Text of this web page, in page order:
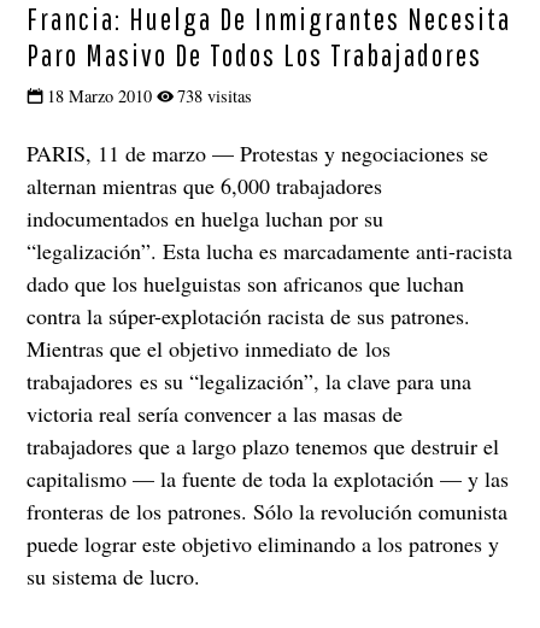
Francia: Huelga De Inmigrantes Necesita
Paro Masivo De Todos Los Trabajadores
18 Marzo 2010 738 visitas
PARIS, 11 de marzo — Protestas y negociaciones se
alternan mientras que 6,000 trabajadores
indocumentados en huelga luchan por su
“legalización”. Esta lucha es marcadamente anti-racista
dado que los huelguistas son africanos que luchan
contra la súper-explotación racista de sus patrones.
Mientras que el objetivo inmediato de los
trabajadores es su “legalización”, la clave para una
victoria real sería convencer a las masas de
trabajadores que a largo plazo tenemos que destruir el
capitalismo — la fuente de toda la explotación — y las
fronteras de los patrones. Sólo la revolución comunista
puede lograr este objetivo eliminando a los patrones y
su sistema de lucro.